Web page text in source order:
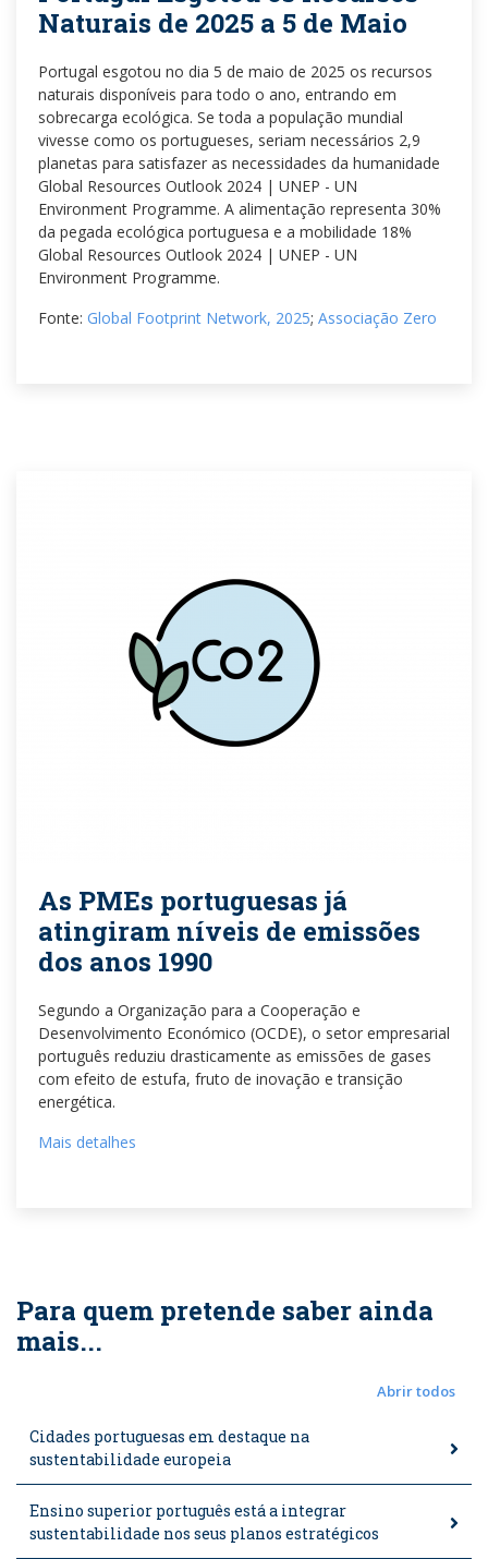
Naturais de 2025 a 5 de Maio
Portugal esgotou no dia 5 de maio de 2025 os recursos
naturais disponíveis para todo o ano, entrando em
sobrecarga ecológica. Se toda a população mundial
vivesse como os portugueses, seriam necessários 2,9
planetas para satisfazer as necessidades da humanidade
Global Resources Outlook 2024 | UNEP - UN
Environment Programme. A alimentação representa 30%
da pegada ecológica portuguesa e a mobilidade 18%
Global Resources Outlook 2024 | UNEP - UN
Environment Programme.
Fonte: Global Footprint Network, 2025; Associação Zero
As PMEs portuguesas já
atingiram níveis de emissões
dos anos 1990
Segundo a Organização para a Cooperação e
Desenvolvimento Económico (OCDE), o setor empresarial
português reduziu drasticamente as emissões de gases
com efeito de estufa, fruto de inovação e transição
energética.
Mais detalhes
Para quem pretende saber ainda
mais...
Abrir todos
Cidades portuguesas em destaque na
sustentabilidade europeia
Ensino superior português está a integrar
sustentabilidade nos seus planos estratégicos